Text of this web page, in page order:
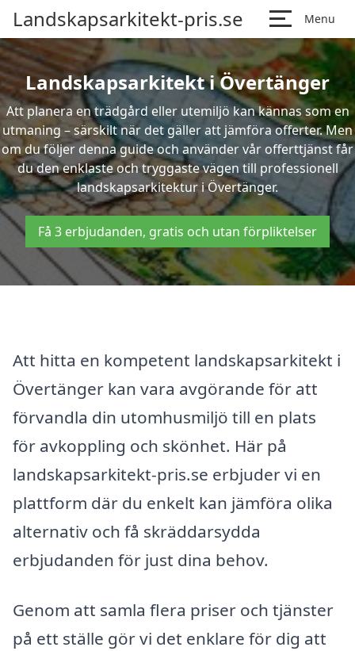
Landskapsarkitekt-pris.se Menu
Landskapsarkitekt i Övertänger
Att planera en trädgård eller utemiljö kan kännas som en
utmaning – särskilt när det gäller att jämföra offerter. Men
om du följer denna guide och använder vår offerttjänst får
du den enklaste och tryggaste vägen till professionell
landskapsarkitektur i Övertänger.
Få 3 erbjudanden, gratis och utan förpliktelser
Att hitta en kompetent landskapsarkitekt i
Övertänger kan vara avgörande för att
förvandla din utomhusmiljö till en plats
för avkoppling och skönhet. Här på
landskapsarkitekt-pris.se erbjuder vi en
plattform där du enkelt kan jämföra olika
alternativ och få skräddarsydda
erbjudanden för just dina behov.
Genom att samla flera priser och tjänster
på ett ställe gör vi det enklare för dig att